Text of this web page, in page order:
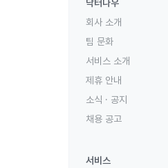
닥터나우
회사 소개
팀 문화
서비스 소개
제휴 안내
소식 · 공지
채용 공고
서비스